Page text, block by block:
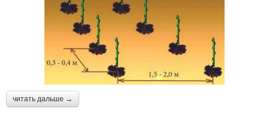
читать дальше →